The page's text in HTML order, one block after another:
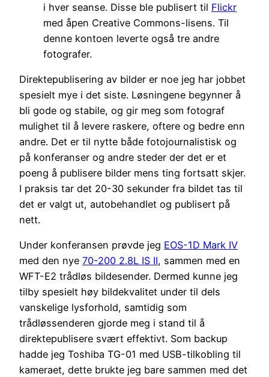
i hver seanse. Disse ble publisert til Flickr
med åpen Creative Commons-lisens. Til
denne kontoen leverte også tre andre
fotografer.
Direktepublisering av bilder er noe jeg har jobbet
spesielt mye i det siste. Løsningene begynner å
bli gode og stabile, og gir meg som fotograf
mulighet til å levere raskere, oftere og bedre enn
andre. Det er til nytte både fotojournalistisk og
på konferanser og andre steder der det er et
poeng å publisere bilder mens ting fortsatt skjer.
I praksis tar det 20-30 sekunder fra bildet tas til
det er valgt ut, autobehandlet og publisert på
nett.
Under konferansen prøvde jeg EOS-1D Mark IV
med den nye 70-200 2.8L IS II, sammen med en
WFT-E2 trådløs bildesender. Dermed kunne jeg
tilby spesielt høy bildekvalitet under til dels
vanskelige lysforhold, samtidig som
trådløssenderen gjorde meg i stand til å
direktepublisere svært effektivt. Som backup
hadde jeg Toshiba TG-01 med USB-tilkobling til
kameraet, dette brukte jeg bare sammen med det